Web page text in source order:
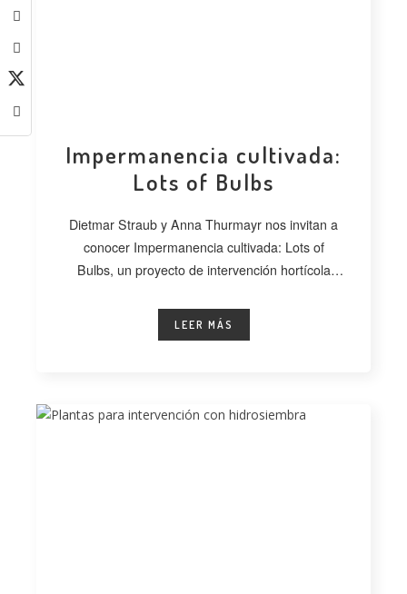
Impermanencia cultivada:
Lots of Bulbs
Dietmar Straub y Anna Thurmayr nos invitan a
conocer Impermanencia cultivada: Lots of
Bulbs, un proyecto de intervención hortícola
LEER MÁS